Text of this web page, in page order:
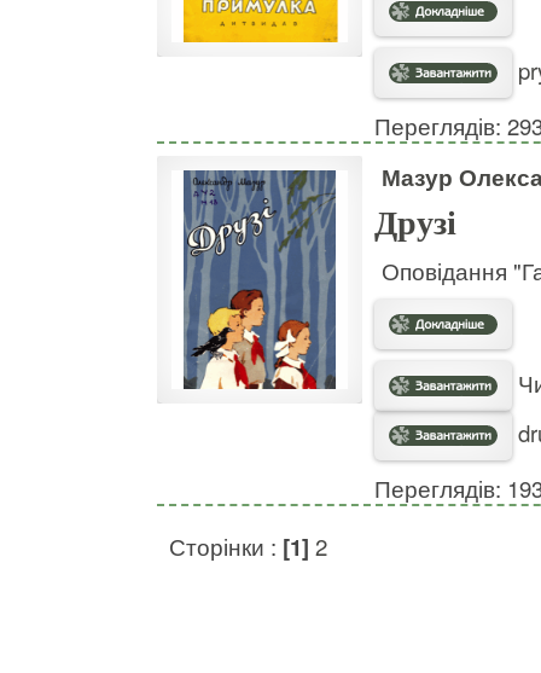
Переглядів:
Мазур
Друзі
Оповідання
Переглядів:
Сторінки : [1] 2